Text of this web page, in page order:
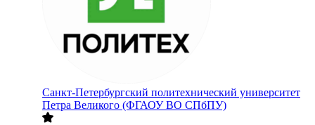
Санкт-Петербургский политехнический университет
Петра Великого (ФГАОУ ВО СПбПУ)